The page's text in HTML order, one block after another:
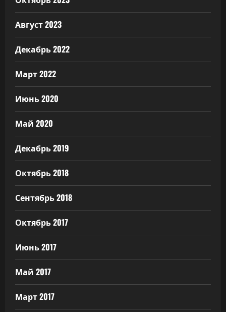
Август 2023
Декабрь 2022
Март 2022
Июнь 2020
Май 2020
Декабрь 2019
Октябрь 2018
Сентябрь 2018
Октябрь 2017
Июнь 2017
Май 2017
Март 2017